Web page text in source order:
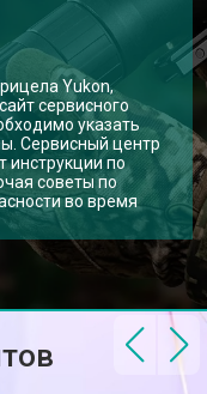
Yukon,
сервисного
указать
Сервисный центр
инструкции по
советы по
во время